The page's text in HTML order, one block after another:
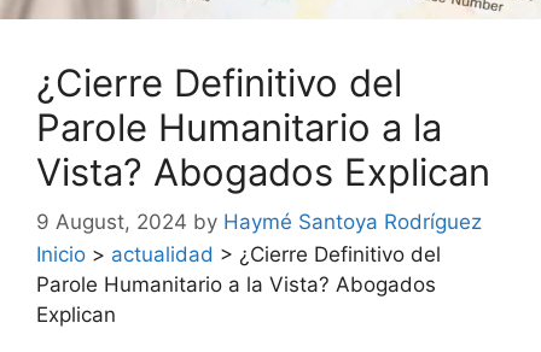
¿Cierre Definitivo del
Parole Humanitario a la
Vista? Abogados Explican
9 August, 2024 by Haymé Santoya Rodríguez
Inicio > actualidad > ¿Cierre Definitivo del
Parole Humanitario a la Vista? Abogados
Explican